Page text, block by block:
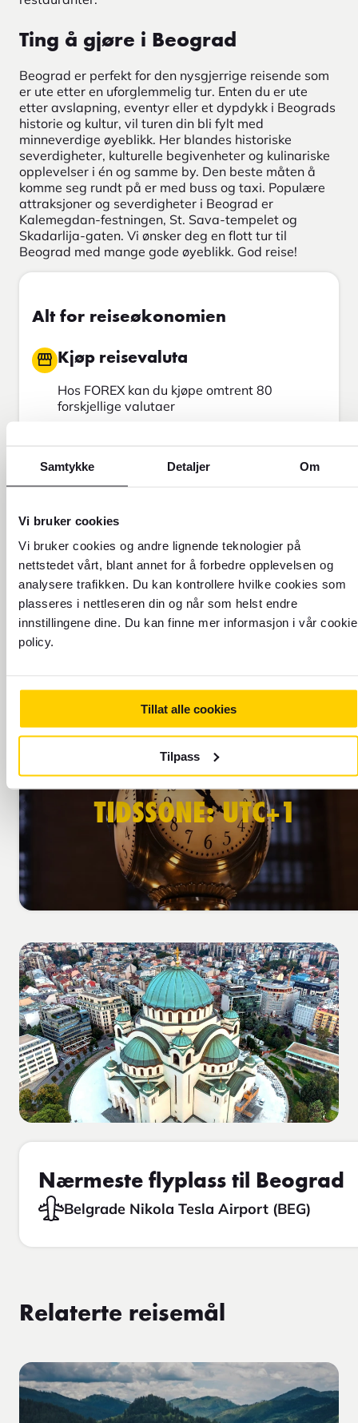
Samtykke Detaljer Om
Vi bruker cookies
Vi bruker cookies og andre lignende teknologier på
nettstedet vårt, blant annet for å forbedre opplevelsen og
analysere trafikken. Du kan kontrollere hvilke cookies som
plasseres i nettleseren din og når som helst endre
innstillingene dine. Du kan finne mer informasjon i vår cookie
policy.
Tillat alle cookies
Tilpass
Ting å gjøre i Beograd
Beograd er perfekt for den nysgjerrige reisende som
er ute etter en uforglemmelig tur. Enten du er ute
etter avslapning, eventyr eller et dypdykk i Beograds
historie og kultur, vil turen din bli fylt med
minneverdige øyeblikk. Her blandes historiske
severdigheter, kulturelle begivenheter og kulinariske
opplevelser i én og samme by. Den beste måten å
komme seg rundt på er med buss og taxi. Populære
attraksjoner og severdigheter i Beograd er
Kalemegdan-festningen, St. Sava-tempelet og
Skadarlija-gaten. Vi ønsker deg en flott tur til
Beograd med mange gode øyeblikk. God reise!
Alt for reiseøkonomien
Kjøp reisevaluta
Hos FOREX kan du kjøpe omtrent 80
forskjellige valutaer
Vi har spisskompetanse innen valuta og
reiseøkonomi
Utforsk reisemålet ditt
Hos oss finner du oppdatert informasjon om
over 300 destinasjoner verden over
Send penger
Send penger med Western Union
TIDSSONE: UTC+1
Nærmeste flyplass til Beograd
Belgrade Nikola Tesla Airport (BEG)
Relaterte reisemål